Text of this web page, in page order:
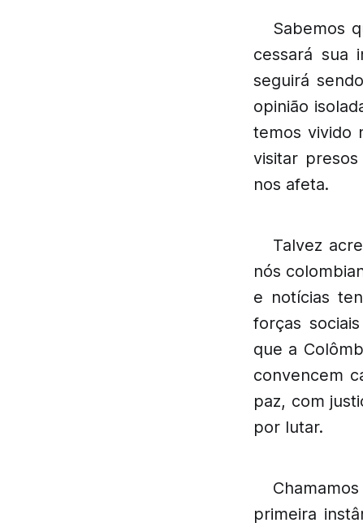
Sabemos
cessará sua
seguirá
opinião
temos vivido
visitar
nos afeta.
Talvez
nós
e notícias
forças
que a
convencem
paz, com
por lutar.
primeira